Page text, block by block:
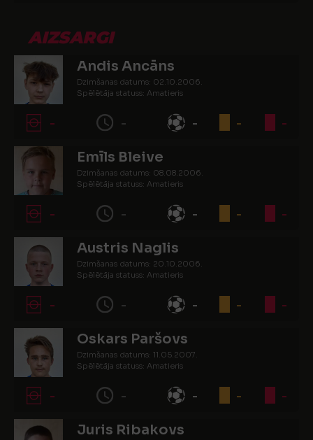
AIZSARGI
Andis Ancāns
Dzimšanas datums: 02.10.2006.
Spēlētāja statuss: Amatieris
- - - - -
Emīls Bleive
Dzimšanas datums: 08.08.2006.
Spēlētāja statuss: Amatieris
- - - - -
Austris Naglis
Dzimšanas datums: 20.10.2006.
Spēlētāja statuss: Amatieris
- - - - -
Oskars Paršovs
Dzimšanas datums: 11.05.2007.
Spēlētāja statuss: Amatieris
- - - - -
Juris Ribakovs